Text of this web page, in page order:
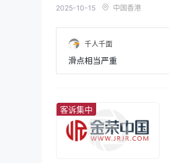
2025-10-15 中国香港
千人千面
滑点相当严重
客诉集中